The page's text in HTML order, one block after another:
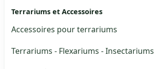
Terrariums et Accessoires
Accessoires pour terrariums
Terrariums - Flexariums - Insectariums